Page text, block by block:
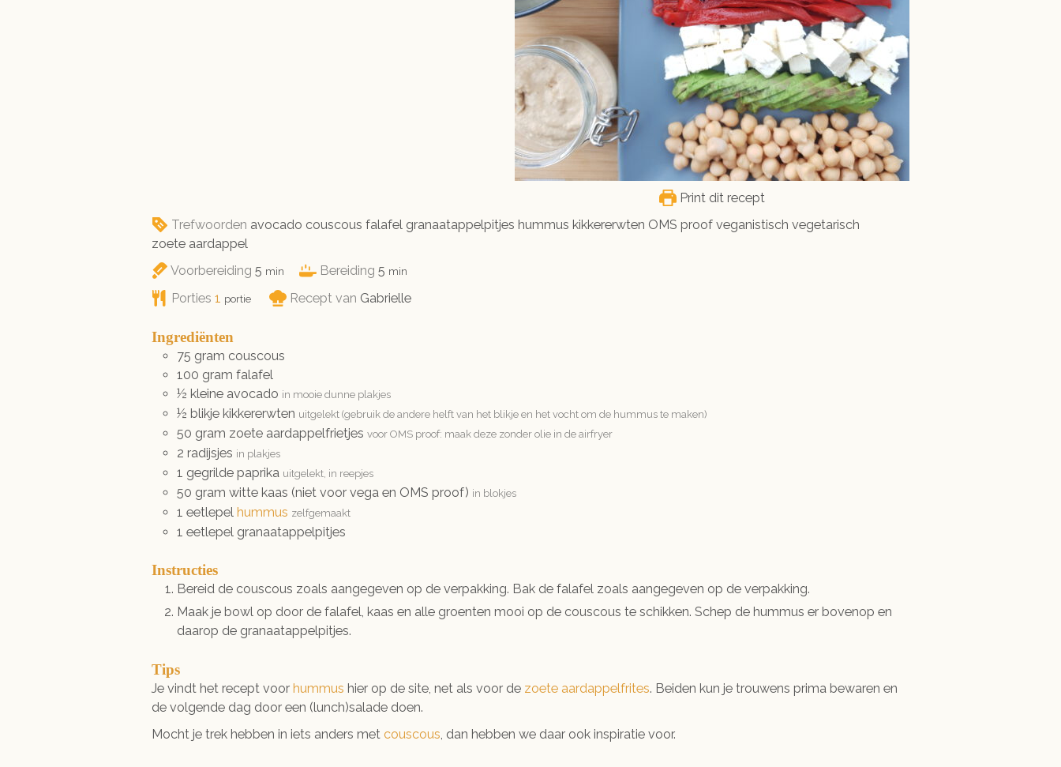
Print dit recept
Trefwoorden avocado couscous falafel granaatappelpitjes hummus kikkererwten OMS proof veganistisch vegetarisch
zoete aardappel
Voorbereiding5 minuten
min Bereiding 5minuten
min
Porties1 portie Recept van Gabrielle
Ingrediënten
75 gram couscous
100 gram falafel
½ kleine avocado in mooie dunne plakjes
½ blikje kikkererwten uitgelekt (gebruik de andere helft van het blikje en het vocht om de hummus te maken)
50 gram zoete aardappelfrietjes voor OMS proof: maak deze zonder olie in de airfryer
2 radijsjes in plakjes
1 gegrilde paprika uitgelekt, in reepjes
50 gram witte kaas (niet voor vega en OMS proof) in blokjes
1 eetlepel hummus zelfgemaakt
1 eetlepel granaatappelpitjes
Instructies
Bereid de couscous zoals aangegeven op de verpakking. Bak de falafel zoals aangegeven op de verpakking.
Maak je bowl op door de falafel, kaas en alle groenten mooi op de couscous te schikken. Schep de hummus er bovenop en
daarop de granaatappelpitjes.
Tips
Je vindt het recept voor hummus hier op de site, net als voor de zoete aardappelfrites. Beiden kun je trouwens prima bewaren en
de volgende dag door een (lunch)salade doen.
Mocht je trek hebben in iets anders met couscous , dan hebben we daar ook inspiratie voor.